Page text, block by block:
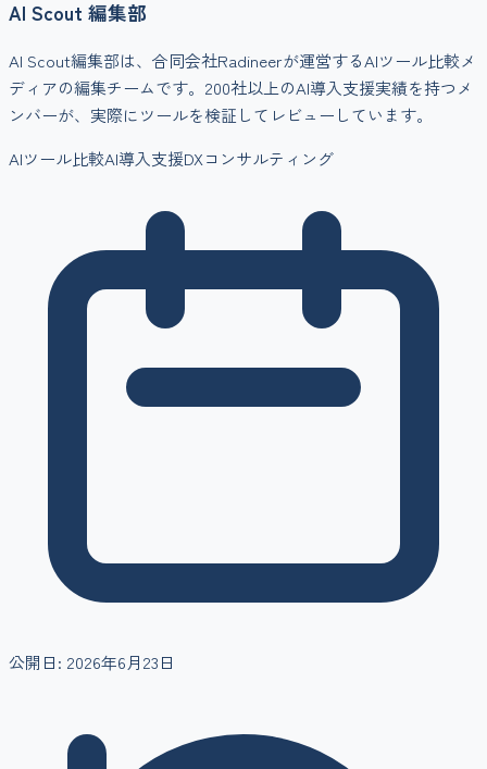
AI Scout 編集部
AI Scout編集部は、合同会社Radineerが運営するAIツール比較メ
ディアの編集チームです。200社以上のAI導入支援実績を持つメ
ンバーが、実際にツールを検証してレビューしています。
AIツール比較AI導入支援DXコンサルティング
公開日: 2026年6月23日